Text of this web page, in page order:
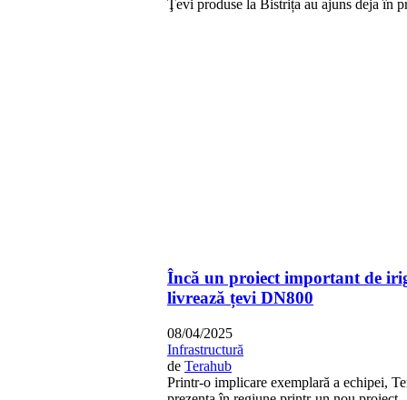
Ţevi produse la Bistrița au ajuns deja în
Încă un proiect important de
livrează țevi DN800
08/04/2025
Infrastructură
de Terahub
Printr-o implicare exemplară a echipei,